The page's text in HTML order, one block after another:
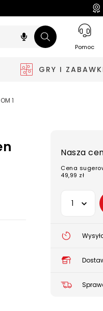
Pomoc
GRY I
1
Nasza
Cena
49,99 zł
Wybierz opcję